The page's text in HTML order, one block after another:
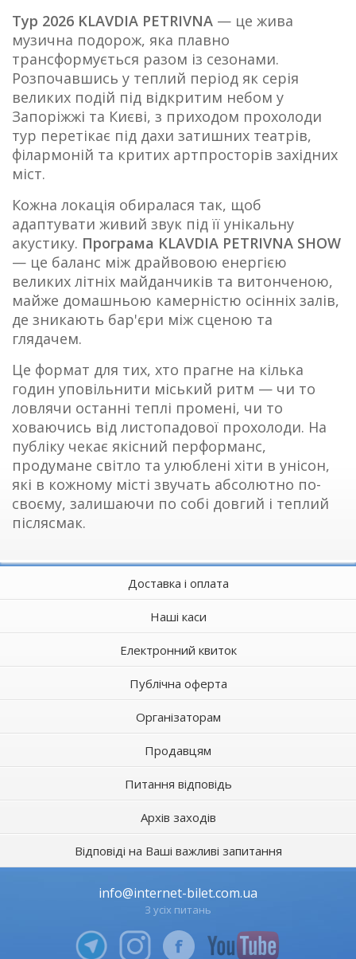
Тур 2026 KLAVDIA PETRIVNA — це жива
музична подорож, яка плавно
трансформується разом із сезонами.
Розпочавшись у теплий період як серія
великих подій під відкритим небом у
Запоріжжі та Києві, з приходом прохолоди
тур перетікає під дахи затишних театрів,
філармоній та критих артпросторів західних
міст.
Кожна локація обиралася так, щоб
адаптувати живий звук під її унікальну
акустику. Програма KLAVDIA PETRIVNA SHOW
— це баланс між драйвовою енергією
великих літніх майданчиків та витонченою,
майже домашньою камерністю осінніх залів,
де зникають бар'єри між сценою та
глядачем.
Це формат для тих, хто прагне на кілька
годин уповільнити міський ритм — чи то
ловлячи останні теплі промені, чи то
ховаючись від листопадової прохолоди. На
публіку чекає якісний перформанс,
продумане світло та улюблені хіти в унісон,
які в кожному місті звучать абсолютно по-
своєму, залишаючи по собі довгий і теплий
післясмак.
Доставка і оплата
Наші каси
Електронний квиток
Публічна оферта
Організаторам
Продавцям
Питання відповідь
Архів заходів
Відповіді на Ваші важливі запитання
info@internet-bilet.com.ua
З усіх питань